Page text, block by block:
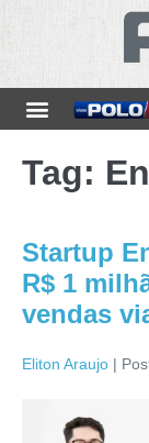
Tag:
Startup
R$ 1
vendas
Eliton Araujo |